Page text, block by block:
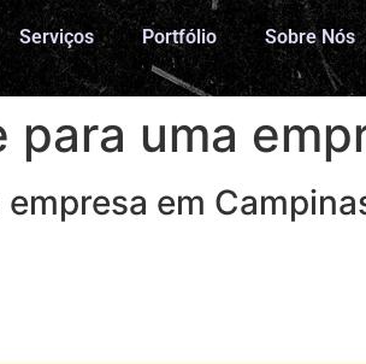
Serviços Portfólio Sobre Nós
uma
em